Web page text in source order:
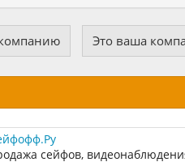
Это ваша
сейфов,